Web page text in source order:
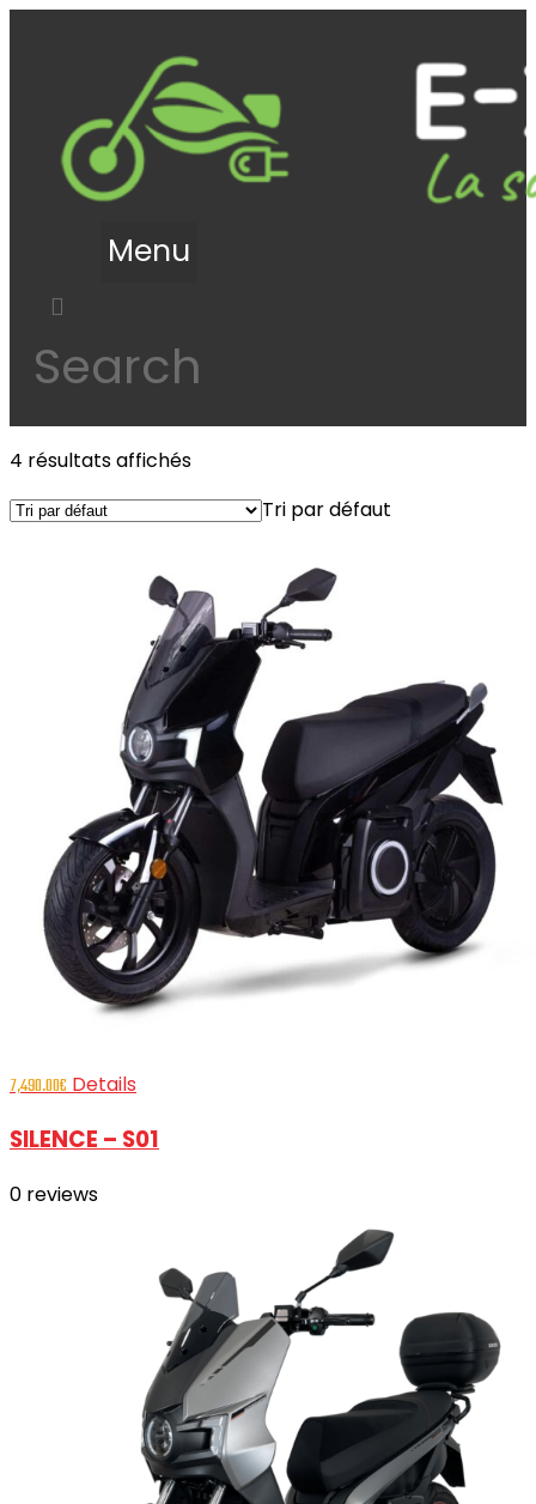
Menu
Search
4 résultats affichés
Tri par défaut
7,490.00€ Details
SILENCE – S01
0 reviews